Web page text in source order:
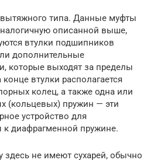
типа. Данные муфты
описанной выше,
втулки подшипников
дополнительные
которые выходят за пределы
втулки располагается
колец, а также одна или
(кольцевых) пружин — эти
устройство для
диафрагменной пружине.
не имеют сухарей, обычно